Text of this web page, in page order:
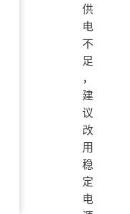
供
电
不
足
，
建
议
改
用
稳
定
电